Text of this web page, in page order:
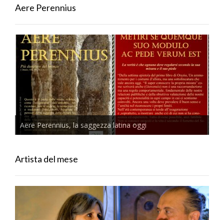
Aere Perennius
Aere Perennius, la saggezza latina oggi
Artista del mese